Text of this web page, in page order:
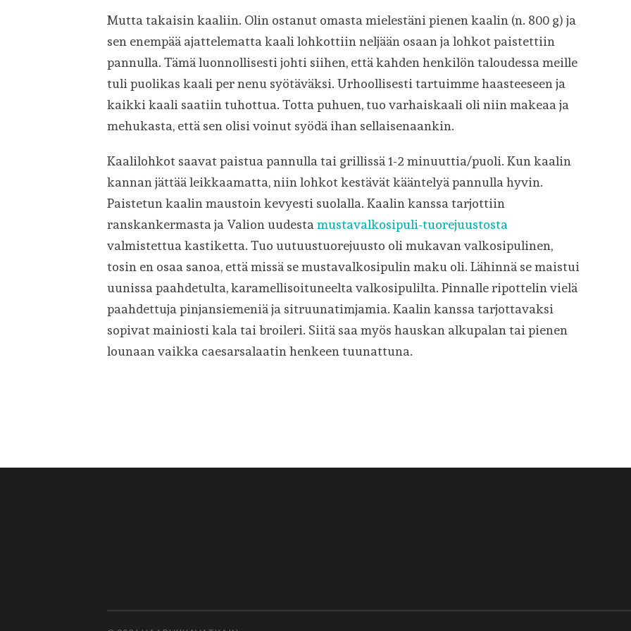
Mutta takaisin kaaliin. Olin ostanut omasta mielestäni pienen kaalin (n. 800 g) ja
sen enempää ajattelematta kaali lohkottiin neljään osaan ja lohkot paistettiin
pannulla. Tämä luonnollisesti johti siihen, että kahden henkilön taloudessa meille
tuli puolikas kaali per nenu syötäväksi. Urhoollisesti tartuimme haasteeseen ja
kaikki kaali saatiin tuhottua. Totta puhuen, tuo varhaiskaali oli niin makeaa ja
mehukasta, että sen olisi voinut syödä ihan sellaisenaankin.
Kaalilohkot saavat paistua pannulla tai grillissä 1-2 minuuttia/puoli. Kun kaalin
kannan jättää leikkaamatta, niin lohkot kestävät kääntelyä pannulla hyvin.
Paistetun kaalin maustoin kevyesti suolalla. Kaalin kanssa tarjottiin
ranskankermasta ja Valion uudesta mustavalkosipuli-tuorejuustosta
valmistettua kastiketta. Tuo uutuustuorejuusto oli mukavan valkosipulinen,
tosin en osaa sanoa, että missä se mustavalkosipulin maku oli. Lähinnä se maistui
uunissa paahdetulta, karamellisoituneelta valkosipulilta. Pinnalle ripottelin vielä
paahdettuja pinjansiemeniä ja sitruunatimjamia. Kaalin kanssa tarjottavaksi
sopivat mainiosti kala tai broileri. Siitä saa myös hauskan alkupalan tai pienen
lounaan vaikka caesarsalaatin henkeen tuunattuna.